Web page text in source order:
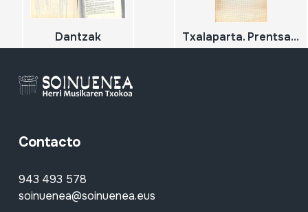
Dantzak Txalaparta. Prentsa errekorteak
Contacto
943 493 578
soinuenea@soinuenea.eus